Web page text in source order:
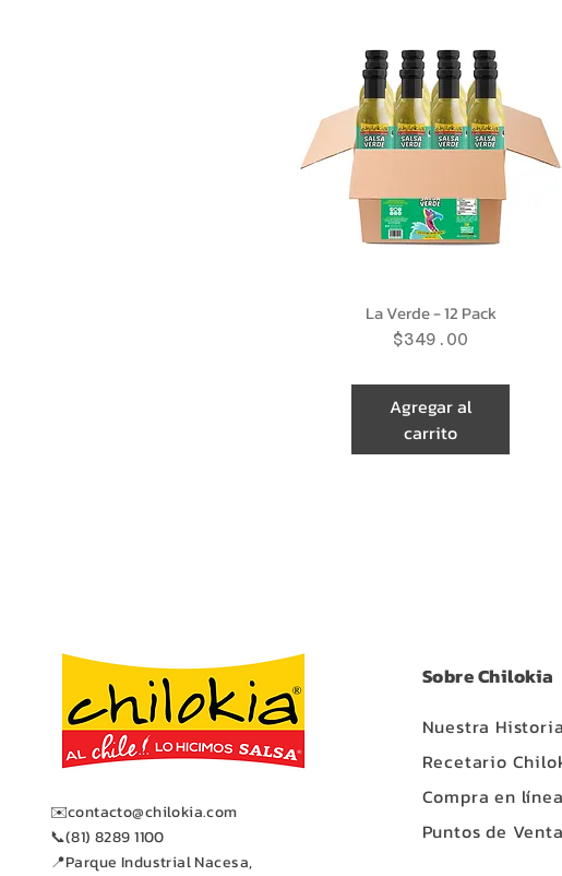
La Verde - 12 Pack
Precio
$349.00
Agregar al
carrito
✉️contacto@chilokia.com
📞(81) 8289 1100
📍Parque Industrial Nacesa,
Sobre Chilokia
Nuestra Historia
Recetario
Compra en línea
Puntos de Venta